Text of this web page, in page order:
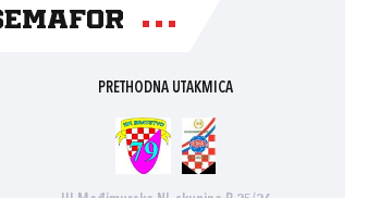
PRETHODNA UTAKMICA